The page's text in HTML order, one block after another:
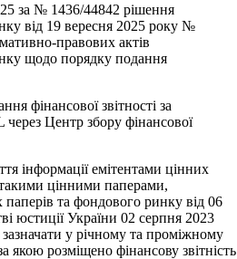
за № 1436/44842 рішення
від 19 вересня 2025 року №
правових актів
щодо порядку подання
фінансової звітності за
Центр збору фінансової
інформації емітентами цінних
такими цінними паперами,
паперів та фондового ринку від 06
юстиції України 02 серпня 2023
у річному та проміжному
якою розміщено фінансову звітність